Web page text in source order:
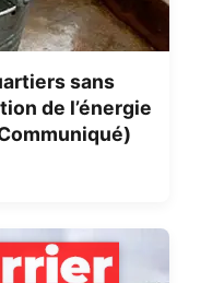
sans
de l’énergie